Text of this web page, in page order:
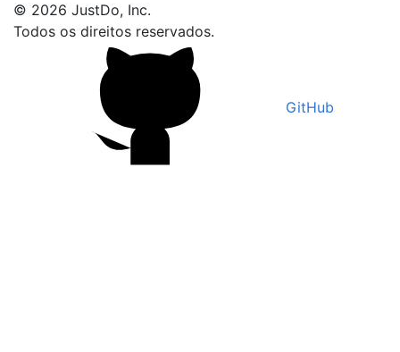
© 2026 JustDo, Inc.
Todos os direitos reservados.
GitHub